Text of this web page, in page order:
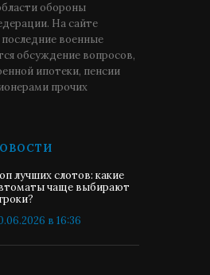
обороны
На сайте
военные
обсуждение вопросов,
ипотеки, пенсии
прочих
лучших слотов: какие
чаще выбирают
в 16:36